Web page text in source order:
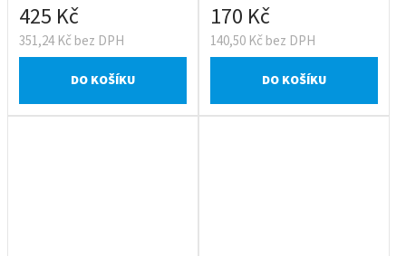
351,24 Kč bez DPH
425 Kč
DO KOŠÍKU
140,50 Kč bez DPH
170 Kč
DO KOŠÍKU